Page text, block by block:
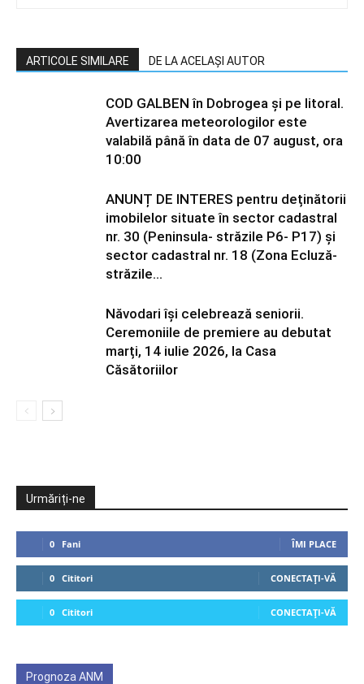
ARTICOLE SIMILARE DE LA ACELAȘI AUTOR
COD GALBEN în Dobrogea și pe litoral.
Avertizarea meteorologilor este
valabilă până în data de 07 august, ora
10:00
ANUNȚ DE INTERES pentru deținătorii
imobilelor situate în sector cadastral
nr. 30 (Peninsula- străzile P6- P17) și
sector cadastral nr. 18 (Zona Ecluză-
străzile...
Năvodari își celebrează seniorii.
Ceremoniile de premiere au debutat
marți, 14 iulie 2026, la Casa
Căsătoriilor
Urmăriți-ne
0 Fani ÎMI PLACE
0 Cititori CONECTAȚI-VĂ
0 Cititori CONECTAȚI-VĂ
Prognoza ANM